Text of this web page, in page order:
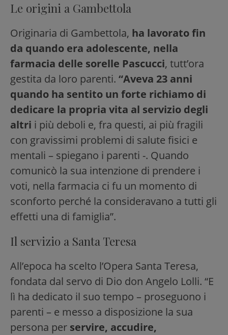
Le origini a Gambettola
Originaria di Gambettola, ha lavorato fin
da quando era adolescente, nella
farmacia delle sorelle Pascucci, tutt’ora
gestita da loro parenti. “Aveva 23 anni
quando ha sentito un forte richiamo di
dedicare la propria vita al servizio degli
altri i più deboli e, fra questi, ai più fragili
con gravissimi problemi di salute fisici e
mentali – spiegano i parenti -. Quando
comunicò la sua intenzione di prendere i
voti, nella farmacia ci fu un momento di
sconforto perché la consideravano a tutti gli
effetti una di famiglia”.
Il servizio a Santa Teresa
All’epoca ha scelto l’Opera Santa Teresa,
fondata dal servo di Dio don Angelo Lolli. “E
lì ha dedicato il suo tempo – proseguono i
parenti – e messo a disposizione la sua
persona per servire, accudire,